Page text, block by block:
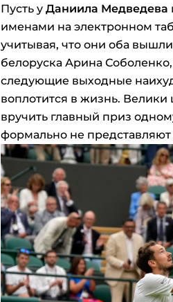
Пусть у Даниила Медведева
именами на электронном
учитывая, что они оба
белоруска Арина
следующие выходные
воплотится в жизнь.
вручить главный приз
формально не